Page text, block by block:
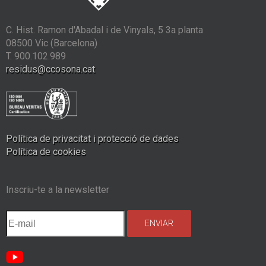
C. Hist. Ramon d'Abadal i de Vinyals, 5 3a planta
08500 Vic (Barcelona)
T. 900.102.989
residus@ccosona.cat
Política de privacitat i protecció de dades
Política de cookies
Inscriu-te a la newsletter